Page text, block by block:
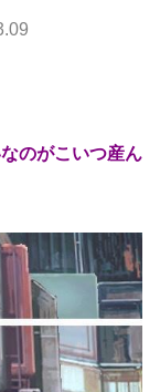
のがこいつ産ん